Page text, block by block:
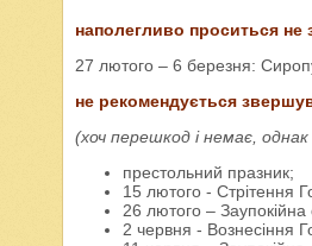
наполегливо проситься не
27 лютого – 6 березня:
не рекомендується
(хоч перешкод і немає,
престольний празник;
15 лютого - Стрітення
26 лютого – Заупокійна
2 червня - Вознесіння